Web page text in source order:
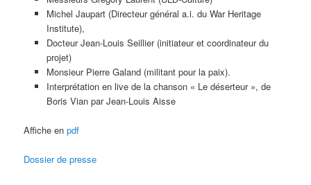
Michel Jaupart (Directeur général a.i. du War Heritage
Institute),
Docteur Jean-Louis Seillier (initiateur et coordinateur du
projet)
Monsieur Pierre Galand (militant pour la paix).
Interprétation en live de la chanson « Le déserteur », de
Boris Vian par Jean-Louis Aisse
Affiche enpdf
Dossier de presse